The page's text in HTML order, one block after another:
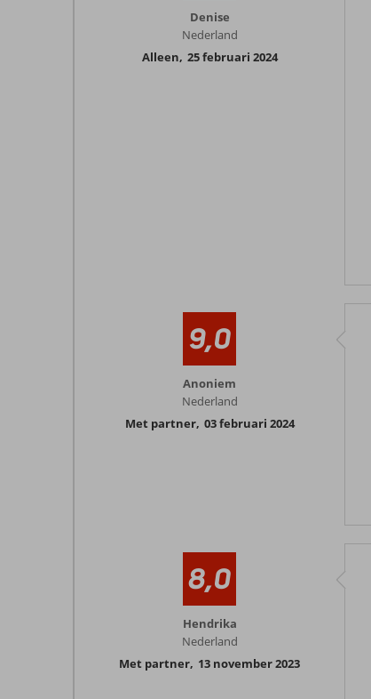
Denise
Nederland
Alleen, 25 februari 2024
9,0
Anoniem
Nederland
Met partner, 03 februari 2024
8,0
Hendrika
Nederland
Met partner, 13 november 2023